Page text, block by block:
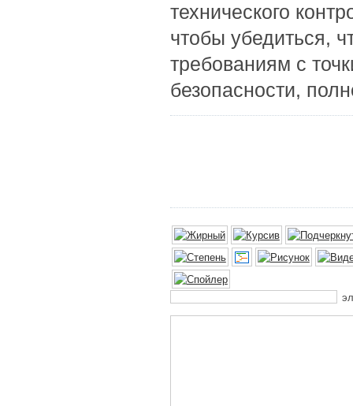
технического
чтобы убедиться,
требованиям с
безопасности,